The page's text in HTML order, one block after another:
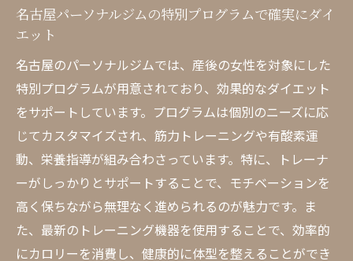
名古屋パーソナルジムの特別プログラムで確実にダイ
エット
名古屋のパーソナルジムでは、産後の女性を対象にした
特別プログラムが用意されており、効果的なダイエット
をサポートしています。プログラムは個別のニーズに応
じてカスタマイズされ、筋力トレーニングや有酸素運
動、栄養指導が組み合わさっています。特に、トレーナ
ーがしっかりとサポートすることで、モチベーションを
高く保ちながら無理なく進められるのが魅力です。ま
た、最新のトレーニング機器を使用することで、効率的
にカロリーを消費し、健康的に体型を整えることができ